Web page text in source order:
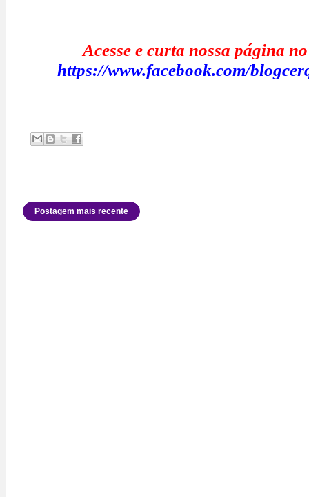
Acesse e curta nossa página
https://www.facebook.com/
Postagem mais recente